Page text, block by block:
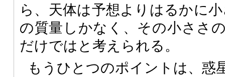
ら、天体は予想よりはるかに
の質量しかなく、その小ささ
だけではと考えられる。
もうひとつのポイントは、惑